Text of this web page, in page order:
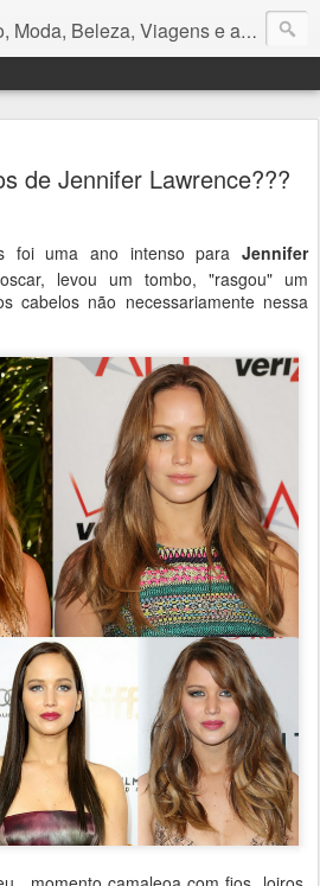
Moda, Beleza, Viagens e afins.
de Jennifer Lawrence???
foi uma ano intenso para Jennifer
levou um tombo, "rasgou" um
cabelos não necessariamente nessa